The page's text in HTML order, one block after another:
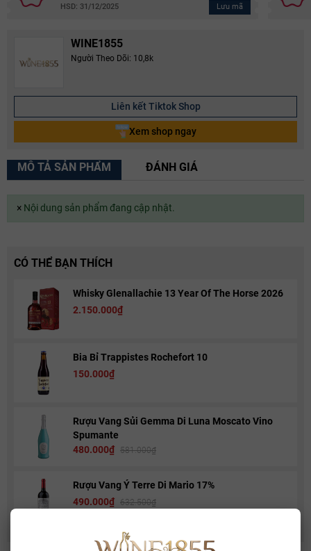
HSD: 31/12/2025 Lưu mã
WINE1855
Người Theo Dõi: 10,8k
Liên kết Tiktok Shop
Xem shop ngay
MÔ TẢ SẢN PHẨM ĐÁNH GIÁ
×Nội dung sản phẩm đang cập nhật.
CÓ THỂ BẠN THÍCH
Whisky Glenallachie 13 Year Of The Horse 2026
2.150.000₫
Bia Bỉ Trappistes Rochefort 10
150.000₫
Rượu Vang Sủi Gemma Di Luna Moscato Vino
Spumante
480.000₫ 581.000₫
Rượu Vang Ý Terre Di Mario 17%
490.000₫ 632.500₫